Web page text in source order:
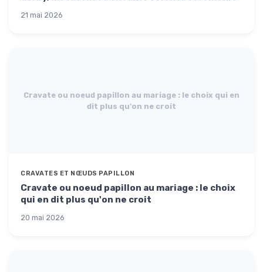
21 mai 2026
Cravate ou noeud papillon au mariage : le choix qui en
dit plus qu'on ne croit
CRAVATES ET NŒUDS PAPILLON
Cravate ou noeud papillon au mariage : le choix
qui en dit plus qu'on ne croit
20 mai 2026